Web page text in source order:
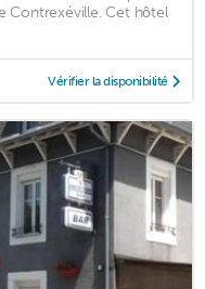
Contrexéville. Cet hôtel
Vérifier la disponibilité